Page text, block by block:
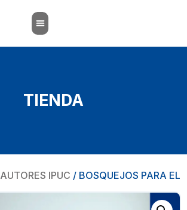
TIENDA
AUTORES IPUC / BOSQUEJOS PARA EL